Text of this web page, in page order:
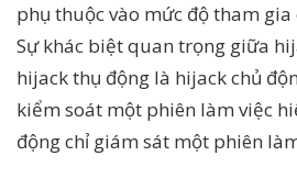
phụ thuộc vào mức độ tham gia
Sự khác biệt quan trọng giữa
hijack thụ động là hijack chủ
kiểm soát một phiên làm việc
động chỉ giám sát một phiên